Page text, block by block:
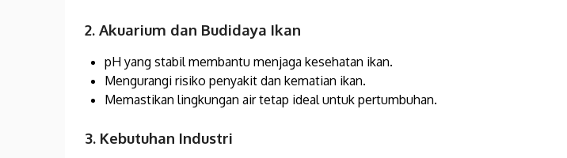
2. Akuarium dan Budidaya Ikan
pH yang stabil membantu menjaga kesehatan ikan.
Mengurangi risiko penyakit dan kematian ikan.
Memastikan lingkungan air tetap ideal untuk pertumbuhan.
3. Kebutuhan Industri